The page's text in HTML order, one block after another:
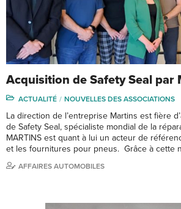
Acquisition de Safety Seal par
ACTUALITÉ NOUVELLES DES ASSOCIATIONS
La direction de l’entreprise Martins est fière
de Safety Seal, spécialiste mondial de la
MARTINS est quant à lui un acteur de
et les fournitures pour pneus. Grâce à cette
AFFAIRES AUTOMOBILES